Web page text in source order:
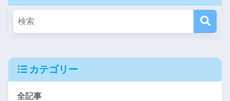
カテゴリー
全記事